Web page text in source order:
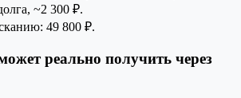
~2 300 ₽.
49 800 ₽.
реально получить через